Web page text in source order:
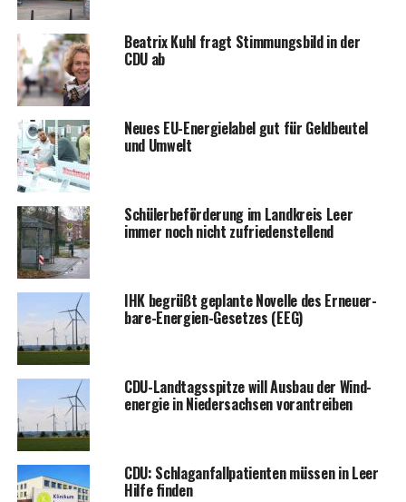
Bea­trix Kuhl fragt Stim­mungs­bild in der
CDU ab
Neu­es EU-Ener­gie­la­bel gut für Geld­beu­tel
und Umwelt
Schü­ler­be­för­de­rung im Land­kreis Leer
immer noch nicht zufriedenstellend
IHK begrüßt geplan­te Novel­le des Erneu­er­
ba­re-Ener­gien-Geset­zes (EEG)
CDU-Land­tags­spit­ze will Aus­bau der Wind­
ener­gie in Nie­der­sach­sen vorantreiben
CDU: Schlag­an­fall­pa­ti­en­ten müs­sen in Leer
Hil­fe finden